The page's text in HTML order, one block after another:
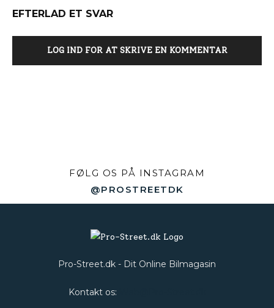
EFTERLAD ET SVAR
LOG IND FOR AT SKRIVE EN KOMMENTAR
FØLG OS PÅ INSTAGRAM
@PROSTREETDK
Pro-Street.dk - Dit Online Bilmagasin
Kontakt os: